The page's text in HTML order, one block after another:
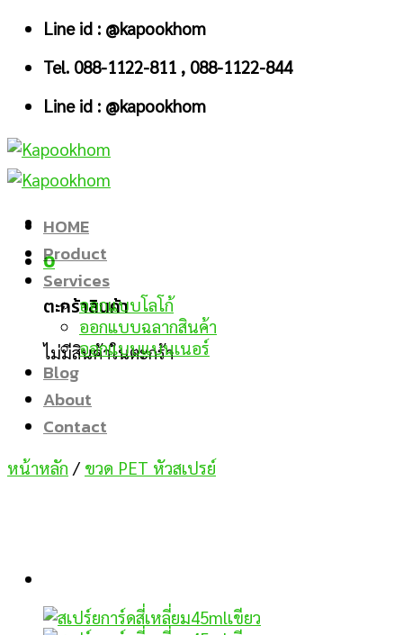
Skip
content
Line id : @kapookhom
Tel. 088-1122-811 , 088-1122-844
Line id : @kapookhom
0
ตะกร้าสินค้า
ไม่มีสินค้าในตะกร้า
HOME
Product
Services
ออกแบบโลโก้
ออกแบบฉลากสินค้า
ออกแบบแบนเนอร์
Blog
About
Contact
หน้าหลัก / ขวด PET หัวสเปรย์